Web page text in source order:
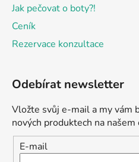
Jak pečovat o boty?!
Ceník
Rezervace konzultace
Odebírat newsletter
Vložte svůj e-mail a my vám
nových produktech na našem
E-mail